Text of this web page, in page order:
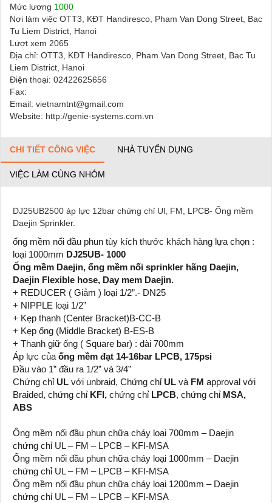
Mức lương 1000
Nơi làm việc OTT3, KĐT Handiresco, Pham Van Dong Street, Bac
Tu Liem District, Hanoi
Lượt xem 2065
Địa chỉ: OTT3, KĐT Handiresco, Pham Van Dong Street, Bac Tu
Liem District, Hanoi
Điện thoại: 02422625656
Fax:
Email: vietnamtnt@gmail.com
Website: http://genie-systems.com.vn
CHI TIẾT CÔNG VIỆC NHÀ TUYỂN DỤNG
VIỆC LÀM CÙNG NHÓM
DJ25UB2500 áp lực 12bar chứng chỉ Ul, FM, LPCB- Ống mềm
Daejin Sprinkler.
ống mềm nối đầu phun tùy kích thước khách hàng lựa chọn :
loại 1000mm DJ25UB- 1000
Ống mềm Daejin, ống mềm nối sprinkler hãng Daejin,
Daejin Flexible hose, Day mem Daejin.
+ REDUCER ( Giảm ) loại 1/2”.- DN25
+ NIPPLE loại 1/2”
+ Kẹp thanh (Center Bracket)B-CC-B
+ Kẹp ống (Middle Bracket) B-ES-B
+ Thanh giữ ống ( Square bar) : dài 700mm
Áp lực của ống mềm đạt 14-16bar LPCB, 175psi
Đầu vào 1” đầu ra 1/2” và 3/4”
Chứng chỉ UL với unbraid, Chứng chỉ UL và FM approval với
Braided, chứng chỉ KFI, chứng chỉLPCB, chứng chỉ MSA,
ABS
Ống mềm nối đầu phun chữa cháy loại 700mm – Daejin
chứng chỉ UL – FM – LPCB – KFI-MSA
Ống mềm nối đầu phun chữa cháy loại 1000mm – Daejin
chứng chỉ UL – FM – LPCB – KFI-MSA
Ống mềm nối đầu phun chữa cháy loại 1200mm – Daejin
chứng chỉ UL – FM – LPCB – KFI-MSA